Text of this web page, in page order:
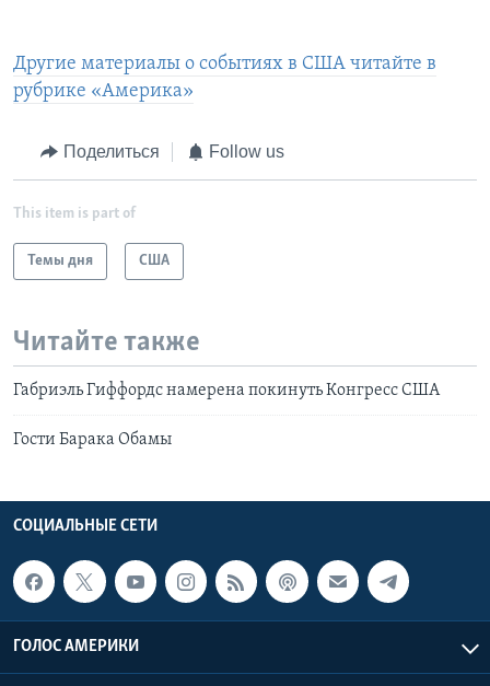
Другие материалы о событиях в США читайте в
рубрике «Америка»
Поделиться Follow us
This item is part of
Темы дня США
Читайте также
Габриэль Гиффордс намерена покинуть Конгресс США
Гости Барака Обамы
СОЦИАЛЬНЫЕ СЕТИ
ГОЛОС АМЕРИКИ